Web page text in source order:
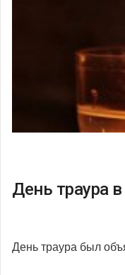
День траура
День траура был